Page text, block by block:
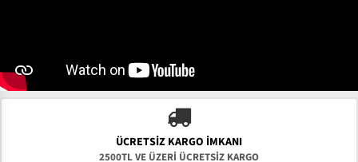
ÜCRETSIZ KARGO İMKANI
2500TL VE ÜZERİ ÜCRETSİZ KARGO